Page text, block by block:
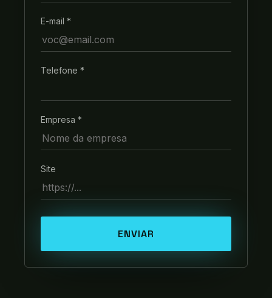
E-mail *
Telefone *
Empresa *
Site
ENVIAR